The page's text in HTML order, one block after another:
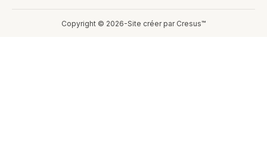
Copyright © 2026-Site créer par Cresus™